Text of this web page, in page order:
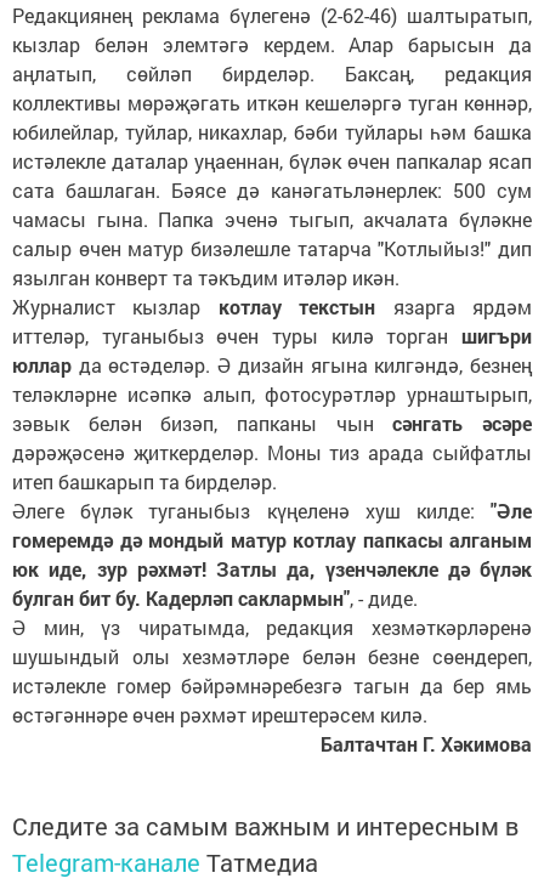
Редакциянең реклама бүлегенә (2-62-46) шалтыратып,
кызлар белән элемтәгә кердем. Алар барысын да
аңлатып, сөйләп бирделәр. Баксаң, редакция
коллективы мөрәҗәгать иткән кешеләргә туган көннәр,
юбилейлар, туйлар, никахлар, бәби туйлары һәм башка
истәлекле даталар уңаеннан, бүләк өчен папкалар ясап
сата башлаган. Бәясе дә канәгатьләнерлек: 500 сум
чамасы гына. Папка эченә тыгып, акчалата бүләкне
салыр өчен матур бизәлешле татарча "Котлыйыз!" дип
язылган конверт та тәкъдим итәләр икән.
Журналист кызлар котлау текстын язарга ярдәм
иттеләр, туганыбыз өчен туры килә торган шигъри
юллар да өстәделәр. Ә дизайн ягына килгәндә, безнең
теләкләрне исәпкә алып, фотосурәтләр урнаштырып,
зәвык белән бизәп, папканы чынсәнгать әсәре
дәрәҗәсенә җиткерделәр. Моны тиз арада сыйфатлы
итеп башкарып та бирделәр.
Әлеге бүләк туганыбыз күңеленә хуш килде: "Әле
гомеремдә дә мондый матур котлау папкасы алганым
юк иде, зур рәхмәт! Затлы да, үзенчәлекле дә бүләк
булган бит бу. Кадерләп саклармын", - диде.
Ә мин, үз чиратымда, редакция хезмәткәрләренә
шушындый олы хезмәтләре белән безне сөендереп,
истәлекле гомер бәйрәмнәребезгә тагын да бер ямь
өстәгәннәре өчен рәхмәт ирештерәсем килә.
Балтачтан Г. Хәкимова
Следите за самым важным и интересным в
Telegram-канале Татмедиа